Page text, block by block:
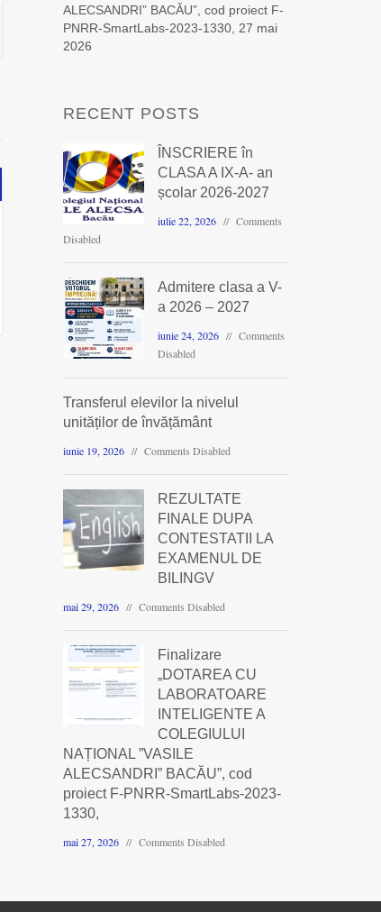
ALECSANDRI” BACĂU”, cod proiect F-
PNRR-SmartLabs-2023-1330, 27 mai
2026
RECENT POSTS
ÎNSCRIERE în
CLASA A IX-A- an
școlar 2026-2027
iulie 22, 2026
Comments
Disabled
Admitere clasa a V-
a 2026 – 2027
iunie 24, 2026
Comments
Disabled
Transferul elevilor la nivelul
unităților de învățământ
iunie 19, 2026 Comments Disabled
REZULTATE
FINALE DUPA
CONTESTATII LA
EXAMENUL DE
BILINGV
mai 29, 2026 Comments Disabled
Finalizare
„DOTAREA CU
LABORATOARE
INTELIGENTE A
COLEGIULUI
NAȚIONAL ”VASILE
ALECSANDRI” BACĂU”, cod
proiect F-PNRR-SmartLabs-2023-
1330,
mai 27, 2026 Comments Disabled